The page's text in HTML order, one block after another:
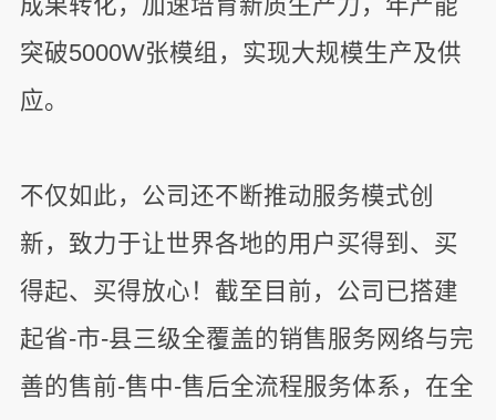
成果转化，加速培育新质生产力，年产能
突破5000W张模组，实现大规模生产及供
应。
不仅如此，公司还不断推动服务模式创
新，致力于让世界各地的用户买得到、买
得起、买得放心！截至目前，公司已搭建
起省-市-县三级全覆盖的销售服务网络与完
善的售前-售中-售后全流程服务体系，在全